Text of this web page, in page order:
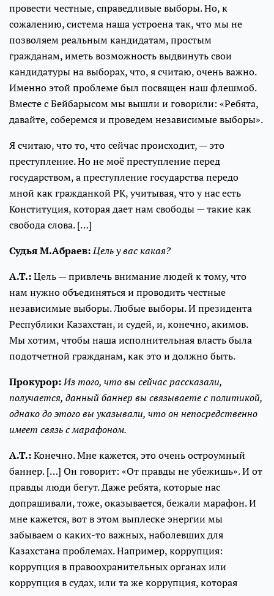
провести честные, справедливые выборы. Но, к
сожалению, система наша устроена так, что мы не
позволяем реальным кандидатам, простым
гражданам, иметь возможность выдвинуть свои
кандидатуры на выборах, что, я считаю, очень важно.
Именно этой проблеме был посвящен наш флешмоб.
Вместе с Бейбарысом мы вышли и говорили: «Ребята,
давайте, соберемся и проведем независимые выборы».
Я считаю, что то, что сейчас происходит, — это
преступление. Но не моё преступление перед
государством, а преступление государства передо
мной как гражданкой РК, учитывая, что у нас есть
Конституция, которая дает нам свободы — такие как
свобода слова. […]
Судья М.Абраев:Цель у вас какая?
А.Т.:Цель — привлечь внимание людей к тому, что
нам нужно объединяться и проводить честные
независимые выборы. Любые выборы. И президента
Республики Казахстан, и судей, и, конечно, акимов.
Мы хотим, чтобы наша исполнительная власть была
подотчетной гражданам, как это и должно быть.
Прокурор:Из того, что вы сейчас рассказали,
получается, данный баннер вы связываете с политикой,
однако до этого вы указывали, что он непосредственно
имеет связь с марафоном.
А.Т.:Конечно. Мне кажется, это очень остроумный
баннер. […] Он говорит: «От правды не убежишь». И от
правды люди бегут. Даже ребята, которые нас
допрашивали, тоже, оказывается, бежали марафон. И
мне кажется, вот в этом выплеске энергии мы
забываем о каких-то важных, наболевших для
Казахстана проблемах. Например, коррупция:
коррупция в правоохранительных органах или
коррупция в судах, или та же коррупция, которая